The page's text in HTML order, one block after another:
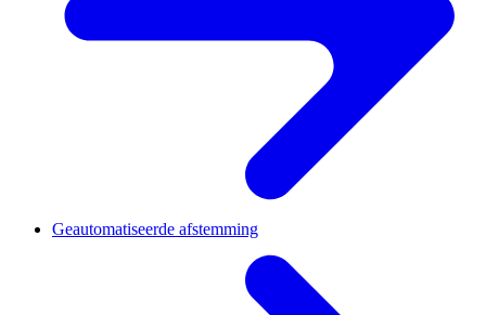
Geautomatiseerde afstemming